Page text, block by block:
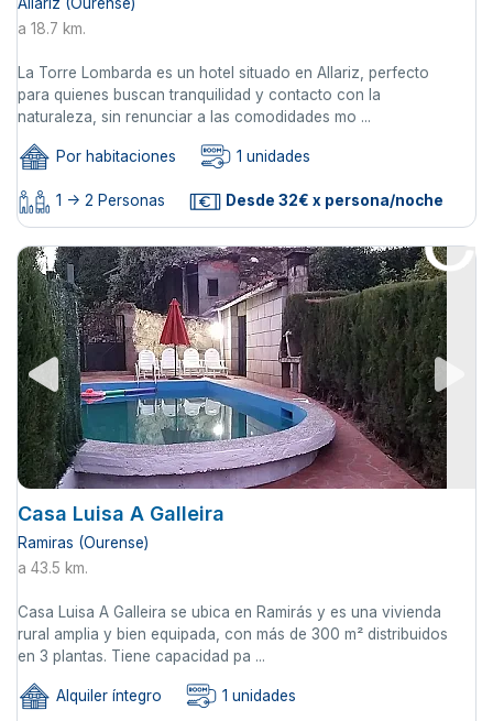
a 18.7 km.
La Torre Lombarda es un hotel situado en Allariz, perfecto
para quienes buscan tranquilidad y contacto con la
naturaleza, sin renunciar a las comodidades mo ...
Por habitaciones 1 unidades
1 -> 2 Personas Desde 32€ x persona/noche
Casa Luisa A Galleira
Ramiras (Ourense)
a 43.5 km.
Casa Luisa A Galleira se ubica en Ramirás y es una vivienda
rural amplia y bien equipada, con más de 300 m² distribuidos
en 3 plantas. Tiene capacidad pa ...
Alquiler íntegro 1 unidades